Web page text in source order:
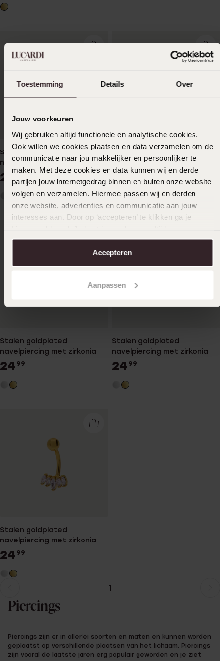
Toestemming Details Over
Jouw voorkeuren
Wij gebruiken altijd functionele en analytische cookies.
Ook willen we cookies plaatsen en data verzamelen om de
communicatie naar jou makkelijker en persoonlijker te
maken. Met deze cookies en data kunnen wij en derde
partijen jouw internetgedrag binnen en buiten onze website
volgen en verzamelen. Hiermee passen wij en derden
onze website, advertenties en communicatie aan jouw
interesses aan. Door op ‘accepteren’ te klikken ga je
aanpassen. Lees er meer over in onscookiebeleid.
Accepteren
Aanpassen
Stalen goldplated
navelpiercing met zirkonia
24
navelpiercing met zirkonia
19
Stalen goldplated
navelpiercing met zirkonia
24 99
Stalen goldplated
navelpiercing met zirkonia
24 99
Stalen goldplated
navelpiercing met zirkonia
24 99
pagina
1
naarPiercings
Piercings zijn er in allerlei soorten en maten en kunnen worden
geplaatst op verschillende plaatsen van het lichaam. Piercings
zijn vooral de laatste jaren erg populair geworden en je ziet